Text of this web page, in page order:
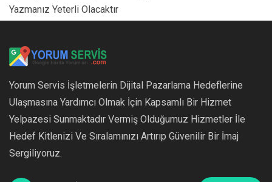
Yazmanız Yeterli Olacaktır
Yorum Servis İşletmelerin Dijital Pazarlama Hedeflerine
Ulaşmasına Yardımcı Olmak İçin Kapsamlı Bir Hizmet
Yelpazesi Sunmaktadır Vermiş Olduğumuz Hizmetler İle
Hedef Kitlenizi Ve Sıralamınızı Artırıp Güvenilir Bir İmaj
Sergiliyoruz.